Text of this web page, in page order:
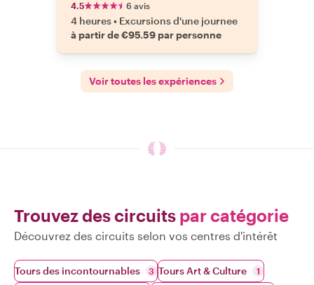
4.5 6 avis
4 heures• Excursions d'une journee
à partir de €95.59 par personne
Voir toutes les expériences
Trouvez des circuits par catégorie
Découvrez des circuits selon vos centres d'intérêt
Tours des incontournables 3 Tours Art & Culture 1